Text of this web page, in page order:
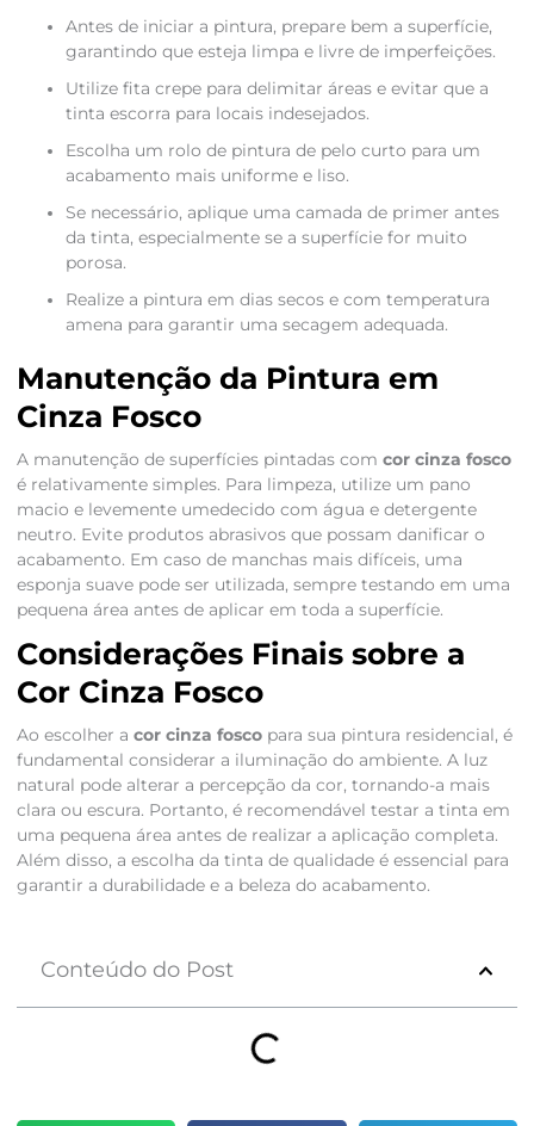
Antes de iniciar a pintura, prepare bem a superfície,
garantindo que esteja limpa e livre de imperfeições.
Utilize fita crepe para delimitar áreas e evitar que a
tinta escorra para locais indesejados.
Escolha um rolo de pintura de pelo curto para um
acabamento mais uniforme e liso.
Se necessário, aplique uma camada de primer antes
da tinta, especialmente se a superfície for muito
porosa.
Realize a pintura em dias secos e com temperatura
amena para garantir uma secagem adequada.
Manutenção da Pintura em
Cinza Fosco
A manutenção de superfícies pintadas com cor cinza fosco
é relativamente simples. Para limpeza, utilize um pano
macio e levemente umedecido com água e detergente
neutro. Evite produtos abrasivos que possam danificar o
acabamento. Em caso de manchas mais difíceis, uma
esponja suave pode ser utilizada, sempre testando em uma
pequena área antes de aplicar em toda a superfície.
Considerações Finais sobre a
Cor Cinza Fosco
Ao escolher a cor cinza foscopara sua pintura residencial, é
fundamental considerar a iluminação do ambiente. A luz
natural pode alterar a percepção da cor, tornando-a mais
clara ou escura. Portanto, é recomendável testar a tinta em
uma pequena área antes de realizar a aplicação completa.
Além disso, a escolha da tinta de qualidade é essencial para
garantir a durabilidade e a beleza do acabamento.
Conteúdo do Post